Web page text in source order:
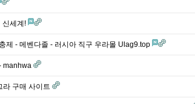
신세계!
제 - 메벤다졸 - 러시아 직구 우라몰 Ulag9.top
manhwa
라 구매 사이트